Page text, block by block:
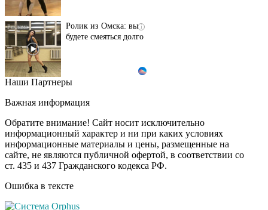
i
Ролик из Омска: вы
будете смеяться долго
Ржу не переставая, это
не раз
i
Скрытая камера на
пляже Крыма: Что
люди вытворяют, когда
Наши Партнеры
Важная информация
Обратите внимание! Сайт носит исключительно
информационный характер и ни при каких условиях
информационные материалы и цены, размещенные на
сайте, не являются публичной офертой, в соответствии со
ст. 435 и 437 Гражданского кодекса РФ.
Ошибка в тексте